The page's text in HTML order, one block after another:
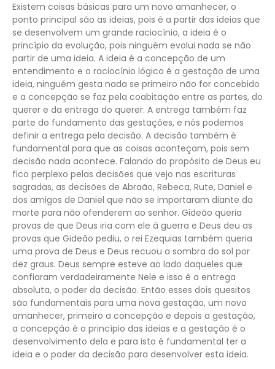
Existem coisas básicas para um novo amanhecer, o
ponto principal são as ideias, pois é a partir das ideias que
se desenvolvem um grande raciocínio, a ideia é o
princípio da evolução, pois ninguém evolui nada se não
partir de uma ideia. A ideia é a concepção de um
entendimento e o raciocínio lógico é a gestação de uma
ideia, ninguém gesta nada se primeiro não for concebido
e a concepção se faz pela coabitação entre as partes, do
querer e da entrega do querer. A entrega também faz
parte do fundamento das gestações, e nós podemos
definir a entrega pela decisão. A decisão também é
fundamental para que as coisas aconteçam, pois sem
decisão nada acontece. Falando do propósito de Deus eu
fico perplexo pelas decisões que vejo nas escrituras
sagradas, as decisões de Abraão, Rebeca, Rute, Daniel e
dos amigos de Daniel que não se importaram diante da
morte para não ofenderem ao senhor. Gideão queria
provas de que Deus iria com ele à guerra e Deus deu as
provas que Gideão pediu, o rei Ezequias também queria
uma prova de Deus e Deus recuou a sombra do sol por
dez graus. Deus sempre esteve ao lado daqueles que
confiaram verdadeiramente Nele e isso é a entrega
absoluta, o poder da decisão. Então esses dois quesitos
são fundamentais para uma nova gestação, um novo
amanhecer, primeiro a concepção e depois a gestação,
a concepção é o princípio das ideias e a gestação é o
desenvolvimento dela e para isto é fundamental ter a
ideia e o poder da decisão para desenvolver esta ideia.